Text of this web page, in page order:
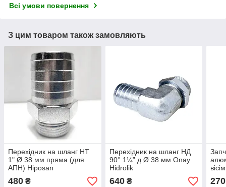
Всі умови повернення
З цим товаром також замовляють
Перехідник на шланг НТ
1" Ø 38 мм пряма (для
АПН) Hiposan
480 ₴
Перехідник на шланг НД
90° 1¼” д Ø 38 мм Onay
Hidrolik
640₴ 270